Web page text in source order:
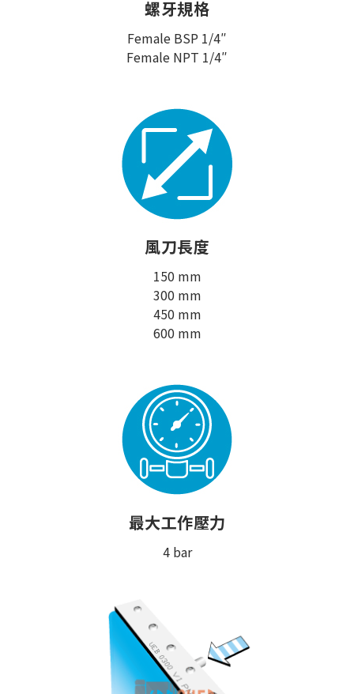
螺牙規格
Female BSP 1/4″
Female NPT 1/4″
風刀長度
150 mm
300 mm
450 mm
600 mm
最大工作壓力
4 bar